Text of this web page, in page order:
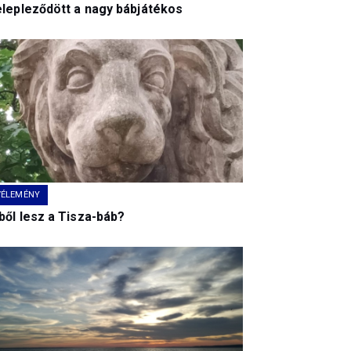
a nagy bábjátékos
lesz a Tisza-báb?